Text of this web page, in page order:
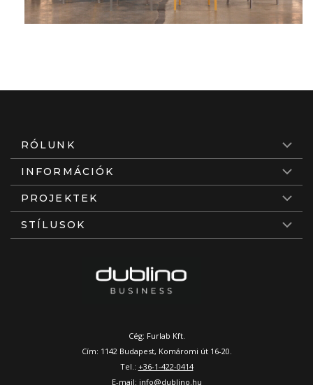
RÓLUNK
INFORMÁCIÓK
PROJEKTEK
STÍLUSOK
Cég: Furlab Kft.
Cím: 1142 Budapest, Komáromi út 16-20.
Tel.: +36-1-422-0414
E-mail: info@dublino.hu